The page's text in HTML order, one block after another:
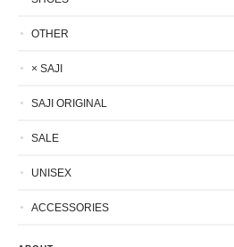
OTHER
× SAJI
SAJI ORIGINAL
SALE
UNISEX
ACCESSORIES